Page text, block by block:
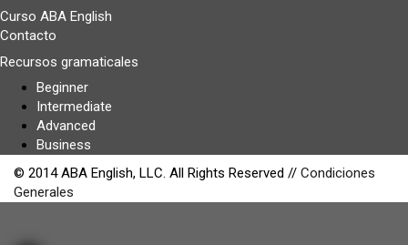
Curso ABA English
Contacto
Recursos gramaticales
Beginner
Intermediate
Advanced
Business
© 2014 ABA English, LLC. All Rights Reserved // Condiciones
Generales